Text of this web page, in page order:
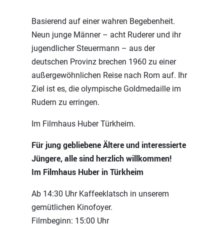
Basierend auf einer wahren Begebenheit.
Neun junge Männer – acht Ruderer und ihr
jugendlicher Steuermann – aus der
deutschen Provinz brechen 1960 zu einer
außergewöhnlichen Reise nach Rom auf. Ihr
Ziel ist es, die olympische Goldmedaille im
Rudern zu erringen.
Im Filmhaus Huber Türkheim.
Für jung gebliebene Ältere und interessierte
Jüngere, alle sind herzlich willkommen!
Im Filmhaus Huber in Türkheim
Ab 14:30 Uhr Kaffeeklatsch in unserem
gemütlichen Kinofoyer.
Filmbeginn: 15:00 Uhr